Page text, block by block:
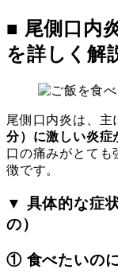
■ 尾側口内
を詳しく解
尾側口内炎は、主
分）に激しい炎症
口の痛みがとても
徴です。
▼ 具体的な症
の）
① 食べたいの